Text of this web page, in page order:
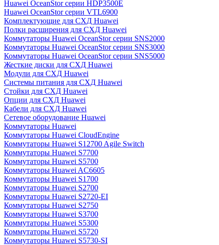
Huawei OceanStor серии HDP3500E
Huawei OceanStor серии VTL6900
Комплектующие для СХД Huawei
Полки расширения для СХД Huawei
Коммутаторы Huawei OceanStor серии SNS2000
Коммутаторы Huawei OceanStor серии SNS3000
Коммутаторы Huawei OceanStor серии SNS5000
Жесткие диски для СХД Huawei
Модули для СХД Huawei
Системы питания для СХД Huawei
Стойки для СХД Huawei
Опции для СХД Huawei
Кабели для СХД Huawei
Сетевое оборудование Huawei
Коммутаторы Huawei
Коммутаторы Huawei CloudEngine
Коммутаторы Huawei S12700 Agile Switch
Коммутаторы Huawei S7700
Коммутаторы Huawei S5700
Коммутаторы Huawei AC6605
Коммутаторы Huawei S1700
Коммутаторы Huawei S2700
Коммутаторы Huawei S2720-EI
Коммутаторы Huawei S2750
Коммутаторы Huawei S3700
Коммутаторы Huawei S5300
Коммутаторы Huawei S5720
Коммутаторы Huawei S5730-SI